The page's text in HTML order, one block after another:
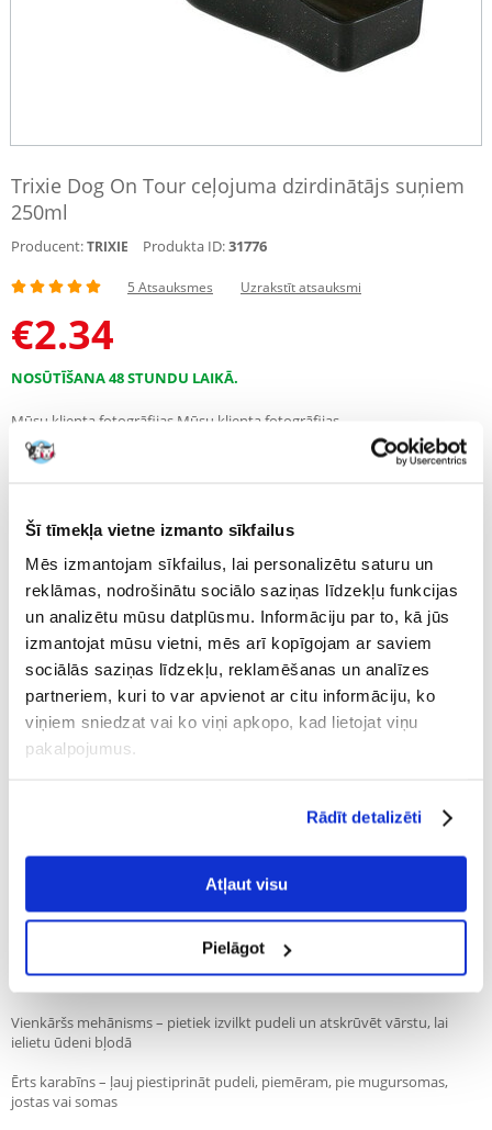
Šī tīmekļa vietne izmanto sīkfailus
Mēs izmantojam sīkfailus, lai personalizētu saturu un
reklāmas, nodrošinātu sociālo saziņas līdzekļu funkcijas
un analizētu mūsu datplūsmu. Informāciju par to, kā jūs
izmantojat mūsu vietni, mēs arī kopīgojam ar saviem
sociālās saziņas līdzekļu, reklamēšanas un analīzes
partneriem, kuri to var apvienot ar citu informāciju, ko
viņiem sniedzat vai ko viņi apkopo, kad lietojat viņu
pakalpojumus.
Rādīt detalizēti
Atļaut visu
Pielāgot
Trixie Dog On Tour ceļojuma dzirdinātājs suņiem
250ml
Producent:TRIXIE Produkta ID:31776
5 Atsauksmes Uzrakstīt atsauksmi
€2.34
NOSŪTĪŠANA 48 STUNDU LAIKĀ.
Mūsu klienta fotogrāfijas Mūsu klienta fotogrāfijas
100%
100% KLIENTU IESAKA ŠO PRODUKTU
UZRAKSTĪT ATSAUKSMI
Plānojat pastaigu, braucienu ar automašīnu, treniņu svaigā gaisā vai
pārgājienu ar savu mīluli? Trixie – pudele ar bļodiņu 0,25 l tilpumā ir
svaigam ūdenim jebkurā situācijā – kur vien jūs atrastos.
2-in-1 funkcionalitāte – ūdens trauks un salokāma bļoda vienā
Vienkāršs mehānisms – pietiek izvilkt pudeli un atskrūvēt vārstu, lai
ielietu ūdeni bļodā
Ērts karabīns – ļauj piestiprināt pudeli, piemēram, pie mugursomas,
jostas vai somas